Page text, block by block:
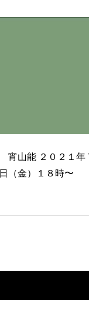
２０２１年７
（金）１８時〜